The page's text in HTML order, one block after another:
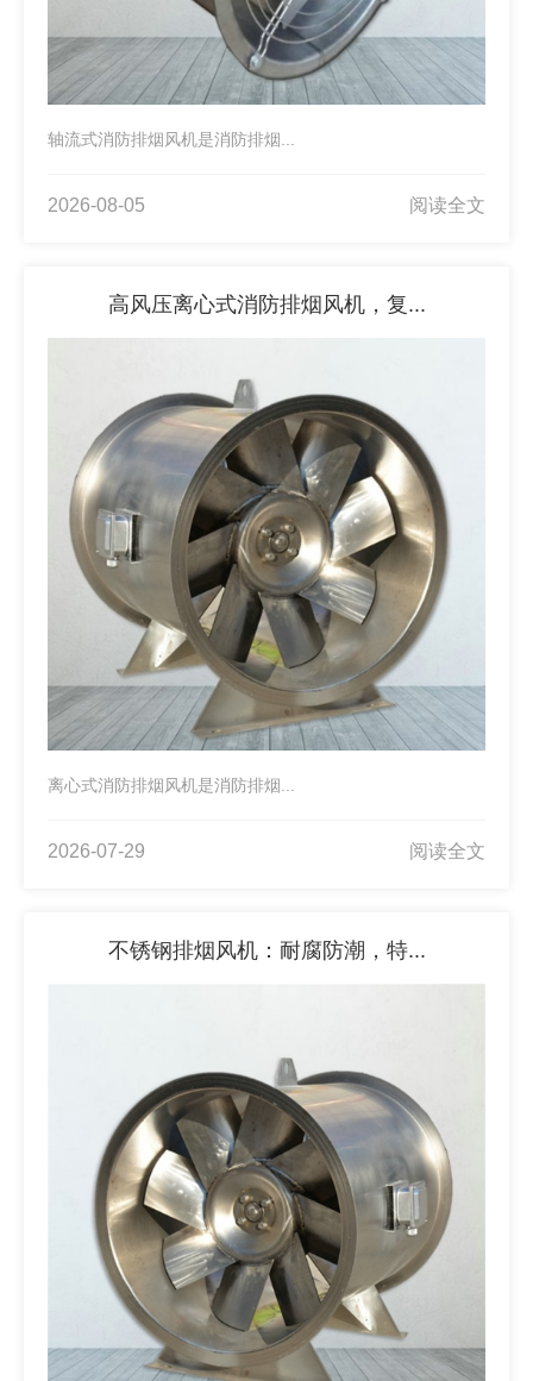
轴流式消防排烟风机是消防排烟...
2026-08-05 阅读全文
高风压离心式消防排烟风机，复...
离心式消防排烟风机是消防排烟...
2026-07-29 阅读全文
不锈钢排烟风机：耐腐防潮，特...